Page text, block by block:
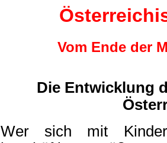
Vom Ende der
Die Entwicklung
Wer sich mit